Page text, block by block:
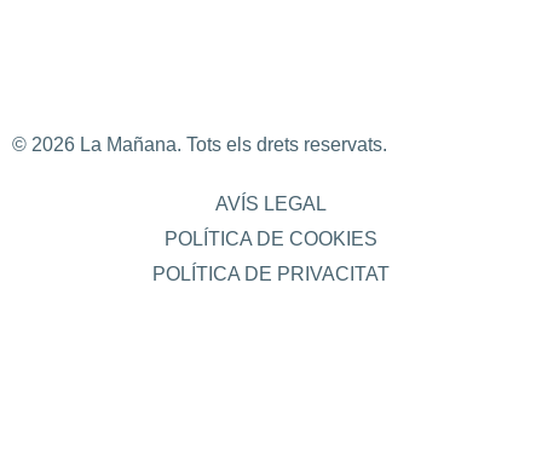
© 2026 La Mañana. Tots els drets reservats.
AVÍS LEGAL
POLÍTICA DE COOKIES
POLÍTICA DE PRIVACITAT